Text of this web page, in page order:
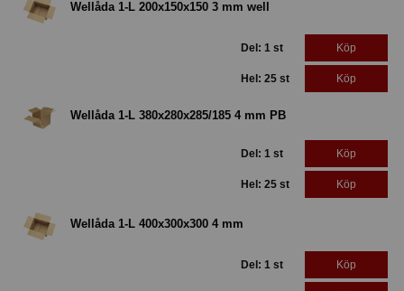
Wellåda 1-L 200x150x150 3 mm well
Del: 1 st Köp
Hel: 25 st Köp
Wellåda 1-L 380x280x285/185 4 mm PB
Del: 1 st Köp
Hel: 25 st Köp
Wellåda 1-L 400x300x300 4 mm
Del: 1 st Köp